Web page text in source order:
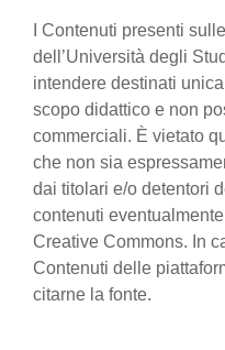
I Contenuti presenti
dell’Università degli
intendere destinati
scopo didattico e non
commerciali. È vietato
che non sia
dai titolari e/o detentori
contenuti
Creative Commons. In
Contenuti delle
citarne la fonte.